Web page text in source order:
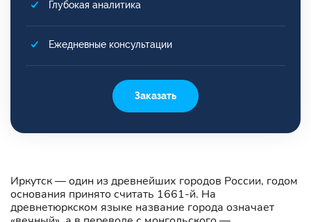
Глубокая аналитика
Ежедневные консультации
Заказать
Иркутск — один из древнейших городов России, годом
основания принято считать 1661-й. На
древнетюркском языке название города означает